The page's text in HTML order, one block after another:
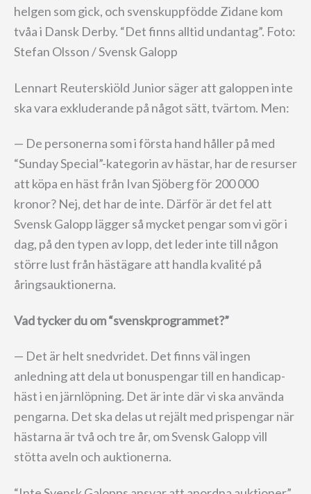
helgen som gick, och svenskuppfödde Zidane kom
tvåa i Dansk Derby. “Det finns alltid undantag”. Foto:
Stefan Olsson / Svensk Galopp
Lennart Reuterskiöld Junior säger att galoppen inte
ska vara exkluderande på något sätt, tvärtom. Men:
— De personerna som i första hand håller på med
“Sunday Special”-kategorin av hästar, har de resurser
att köpa en häst från Ivan Sjöberg för 200 000
kronor? Nej, det har de inte. Därför är det fel att
Svensk Galopp lägger så mycket pengar som vi gör i
dag, på den typen av lopp, det leder inte till någon
större lust från hästägare att handla kvalité på
åringsauktionerna.
Vad tycker du om “svenskprogrammet?”
— Det är helt snedvridet. Det finns väl ingen
anledning att dela ut bonuspengar till en handicap-
häst i en järnlöpning. Det är inte där vi ska använda
pengarna. Det ska delas ut rejält med prispengar när
hästarna är två och tre år, om Svensk Galopp vill
stötta aveln och auktionerna.